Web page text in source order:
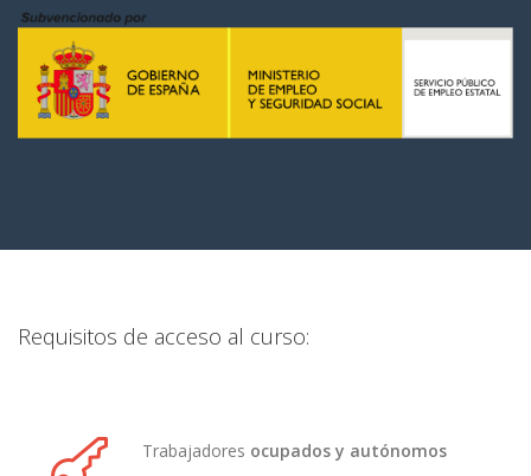
Requisitos de acceso al curso:
Trabajadores ocupados y autónomos